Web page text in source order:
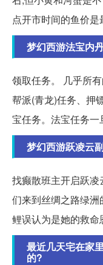
点开市时间的鱼价是
梦幻西游法宝内
领取任务。 几乎所
帮派(青龙)任务、押
宝任务。法宝任务一
梦幻西游跃凌云
找癫散班主开启跃
们来到丝绸之路绿
鲤误认为是她的救命
最近几天宅在家
的?